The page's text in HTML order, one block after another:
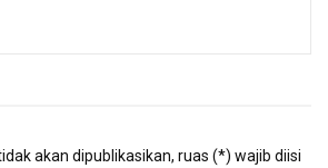
akan dipublikasikan, ruas (*) wajib diisi